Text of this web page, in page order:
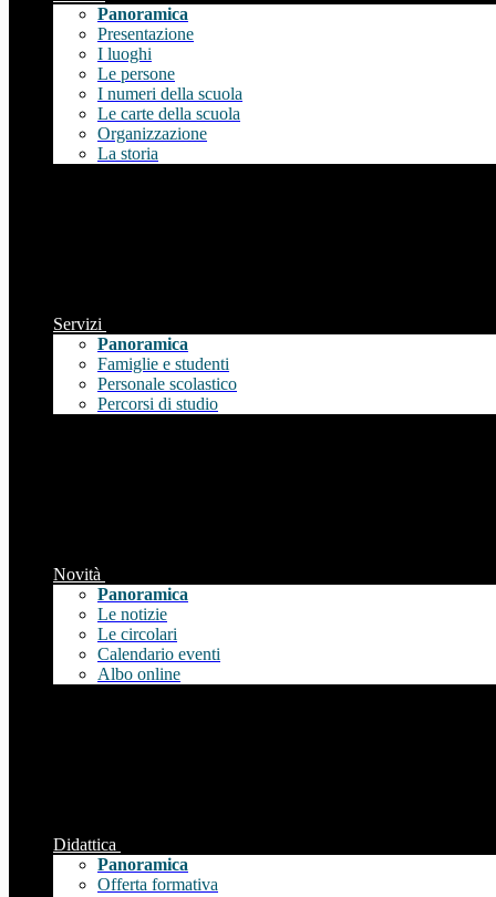
Panoramica
Presentazione
I luoghi
Le persone
I numeri della scuola
Le carte della scuola
Organizzazione
La storia
Servizi
Panoramica
Famiglie e studenti
Personale scolastico
Percorsi di studio
Novità
Panoramica
Le notizie
Le circolari
Calendario eventi
Albo online
Didattica
Panoramica
Offerta formativa